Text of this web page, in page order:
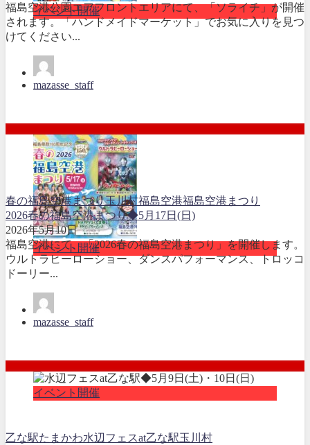
イベント開催
福島空港公園エアフロントエリアにて、「ソライチ」が開催
されます。「ハンドメイドマーケット」でお気に入りを見つ
けてください...
mazasse_staff
イベント開催
春の福島空港まつり玉川村福島空港福島空港まつり
2026春の福島空港まつり◆5月17日(日)
2026年5月10日
福島空港にて、「2026春の福島空港まつり」を開催します。
ウルトラヒーローショー、ダンスパフォーマンス、トロッコ
ドーリー...
mazasse_staff
イベント開催
乙な駅たまかわ水辺フェスat乙な駅玉川村